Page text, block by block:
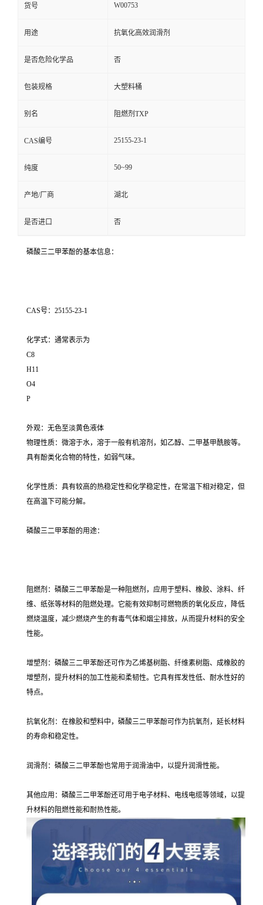
货号 W00753
用途 抗氧化高效润滑剂
是否危险化学品 否
包装规格 大塑料桶
别名 阻燃剂TXP
CAS编号 25155-23-1
纯度 50~99
产地/厂商 湖北
是否进口 否
磷酸三二甲苯酚的基本信息：
CAS号：25155-23-1
化学式：通常表示为
C8
H11
O4
P
外观：无色至淡黄色液体
物理性质：微溶于水，溶于一般有机溶剂，如乙醇、二甲基甲酰胺等。
具有酚类化合物的特性，如弱气味。
化学性质：具有较高的热稳定性和化学稳定性，在常温下相对稳定，但
在高温下可能分解。
磷酸三二甲苯酚的用途：
阻燃剂：磷酸三二甲苯酚是一种阻燃剂，应用于塑料、橡胶、涂料、纤
维、纸张等材料的阻燃处理。它能有效抑制可燃物质的氧化反应，降低
燃烧温度，减少燃烧产生的有毒气体和烟尘排放，从而提升材料的安全
性能。
增塑剂：磷酸三二甲苯酚还可作为乙烯基树脂、纤维素树脂、成橡胶的
增塑剂，提升材料的加工性能和柔韧性。它具有挥发性低、耐水性好的
特点。
抗氧化剂：在橡胶和塑料中，磷酸三二甲苯酚可作为抗氧剂，延长材料
的寿命和稳定性。
润滑剂：磷酸三二甲苯酚也常用于润滑油中，以提升润滑性能。
其他应用：磷酸三二甲苯酚还可用于电子材料、电线电缆等领域，以提
升材料的阻燃性能和耐热性能。